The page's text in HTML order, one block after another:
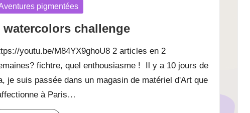
pigmentées
watercolors challenge
youtu.be/M84YX9ghoU8 2 articles en 2
fichtre, quel enthousiasme ! Il y a 10 jours de
je suis passée dans un magasin de matériel d'Art que
à Paris…